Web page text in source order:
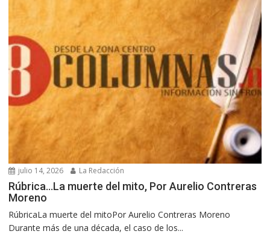
julio 14, 2026 La Redacción
Rúbrica…La muerte del mito, Por Aurelio Contreras
Moreno
RúbricaLa muerte del mitoPor Aurelio Contreras Moreno
Durante más de una década, el caso de los...